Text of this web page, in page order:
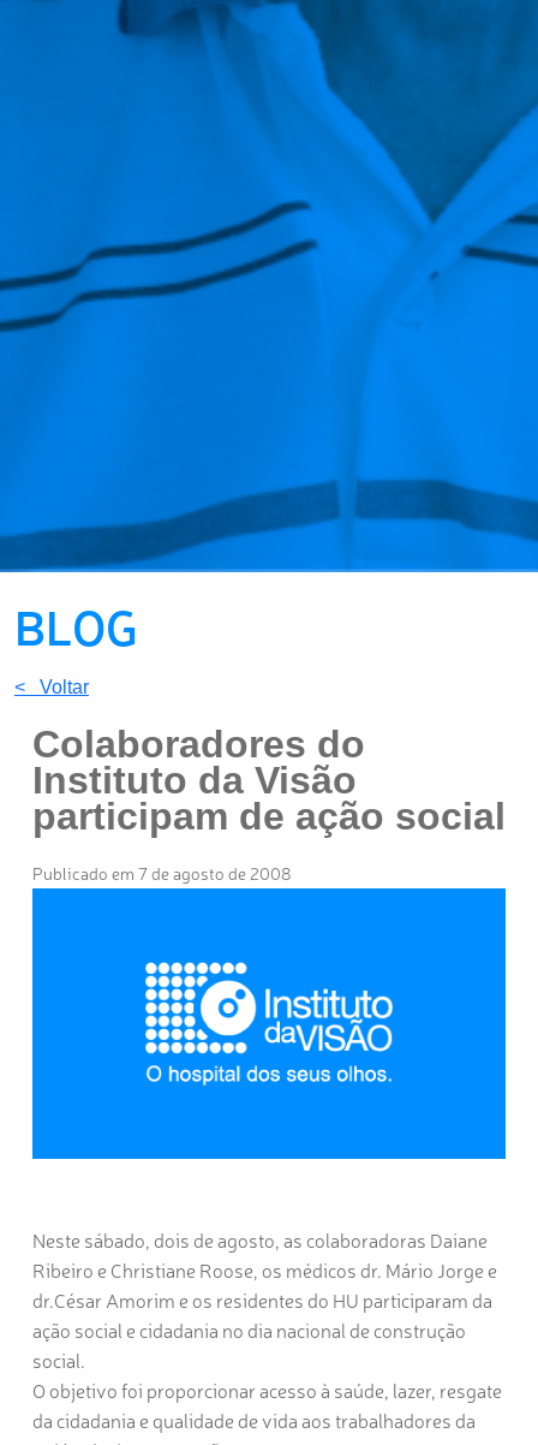
BLOG
< Voltar
Colaboradores do
Instituto da Visão
participam de ação social
Publicado em 7 de agosto de 2008
Neste sábado, dois de agosto, as colaboradoras Daiane
Ribeiro e Christiane Roose, os médicos dr. Mário Jorge e
dr.César Amorim e os residentes do HU participaram da
ação social e cidadania no dia nacional de construção
social.
O objetivo foi proporcionar acesso à saúde, lazer, resgate
da cidadania e qualidade de vida aos trabalhadores da